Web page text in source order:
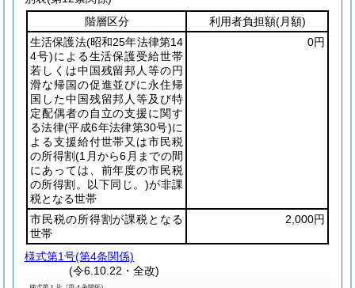
階層区分
利用者負担額(月額)
生活保護法(昭和25年法律第14
4号)による生活保護受給世帯
若しくは中国残留邦人等の円
滑な帰国の促進並びに永住帰
国した中国残留邦人等及び特
定配偶者の自立の支援に関す
る法律(平成6年法律第30号)に
よる支援給付世帯又は市民税
の所得割(1月から6月までの間
にあっては、前年度の市民税
の所得割。以下同じ。)が非課
税となる世帯
0円
市民税の所得割が課税となる
世帯
2,000円
様式第1号(第4条関係)
(令6.10.22・全改)